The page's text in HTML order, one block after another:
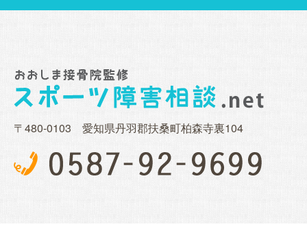
〒480-0103 愛知県丹羽郡扶桑町柏森寺裏104